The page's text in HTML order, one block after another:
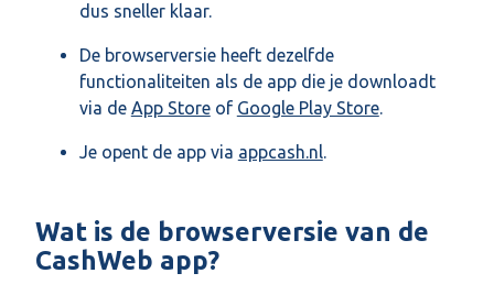
dus sneller klaar.
De browserversie heeft dezelfde
functionaliteiten als de app die je downloadt
via de App Storeof Google Play Store.
Je opent de app via appcash.nl.
Wat is de browserversie van de
CashWeb app?